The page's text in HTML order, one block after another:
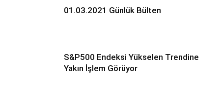
01.03.2021 Günlük Bülten
S&P500 Endeksi Yükselen Trendine
Yakın İşlem Görüyor